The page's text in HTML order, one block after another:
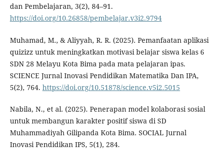
dan Pembelajaran, 3(2), 84–91.
https://doi.org/10.26858/pembelajar.v3i2.9794
Muhamad, M., & Aliyyah, R. R. (2025). Pemanfaatan aplikasi
quizizz untuk meningkatkan motivasi belajar siswa kelas 6
SDN 28 Melayu Kota Bima pada mata pelajaran ipas.
SCIENCE Jurnal Inovasi Pendidikan Matematika Dan IPA,
5(2), 764. https://doi.org/10.51878/science.v5i2.5015
Nabila, N., et al. (2025). Penerapan model kolaborasi sosial
untuk membangun karakter positif siswa di SD
Muhammadiyah Gilipanda Kota Bima. SOCIAL Jurnal
Inovasi Pendidikan IPS, 5(1), 284.